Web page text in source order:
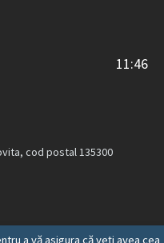
11:46
cod postal 135300
a vă asigura că veți avea cea